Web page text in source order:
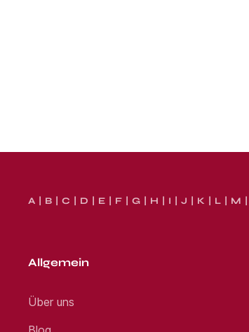
A B C D E F G H I J K L M
Allgemein
Über uns